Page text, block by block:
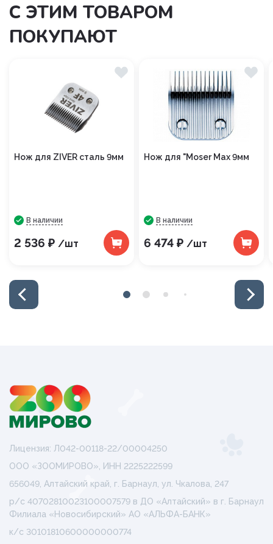
С ЭТИМ ТОВАРОМ
ПОКУПАЮТ
Нож для ZIVER сталь 9мм
В наличии
2 536 ₽ /шт
Нож для "Moser Max 9мм
В наличии
6 474 ₽ /шт
Лицензия: Л042-00118-22/00004250
ООО «ЗООМИРОВО», ИНН 2225222599
656049, Алтайский край, г. Барнаул, ул. Чкалова, 247
р/с 40702810023100007579 в ДО «Алтайский» в г. Барнаул
Филиала «Новосибирский» АО «АЛЬФА-БАНК»
к/с 30101810600000000774